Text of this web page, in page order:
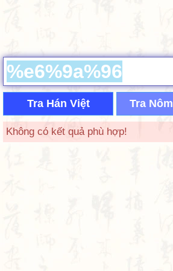
Tra Hán Việt Tra Nôm
Không có kết quả phù hợp!